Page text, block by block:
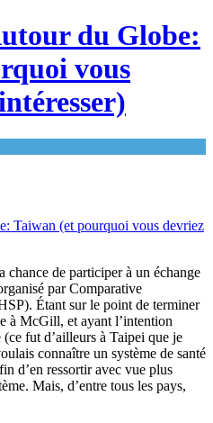
du Globe:
vous
chance de participer à un échange
par Comparative
Étant sur le point de terminer
à McGill, et ayant l’intention
fut d’ailleurs à Taipei que je
connaître un système de santé
d’en ressortir avec vue plus
Mais, d’entre tous les pays,